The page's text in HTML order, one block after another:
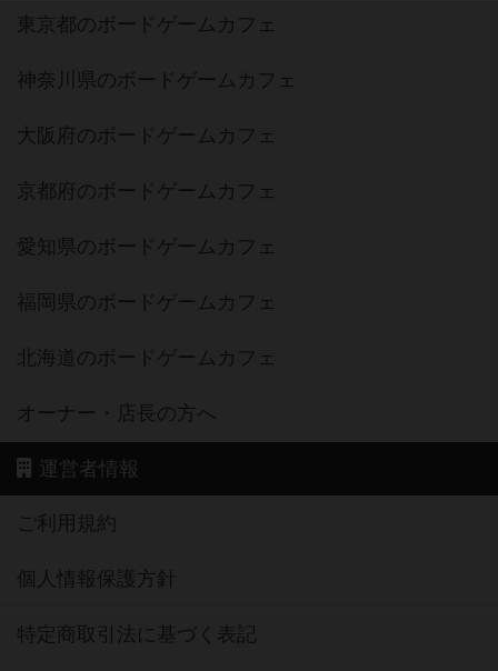
東京都のボードゲームカフェ
神奈川県のボードゲームカフェ
大阪府のボードゲームカフェ
京都府のボードゲームカフェ
愛知県のボードゲームカフェ
福岡県のボードゲームカフェ
北海道のボードゲームカフェ
オーナー・店長の方へ
運営者情報
ご利用規約
個人情報保護方針
特定商取引法に基づく表記